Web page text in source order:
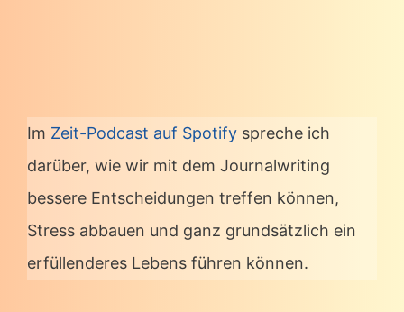
Im Zeit-Podcast auf Spotify spreche ich
darüber, wie wir mit dem Journalwriting
bessere Entscheidungen treffen können,
Stress abbauen und ganz grundsätzlich ein
erfüllenderes Lebens führen können.